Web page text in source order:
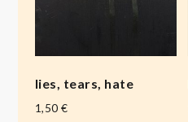
lies, tears, hate
1,50€